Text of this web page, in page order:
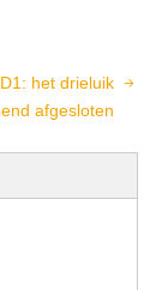
het drieluik
afgesloten